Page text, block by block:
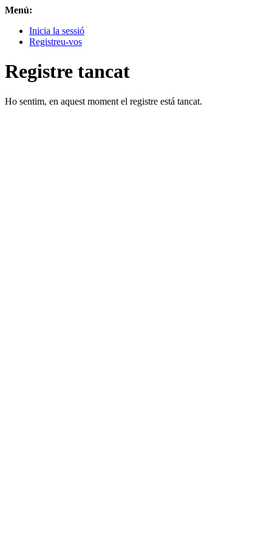
Menú:
Inicia la sessió
Registreu-vos
Registre tancat
Ho sentim, en aquest moment el registre está tancat.